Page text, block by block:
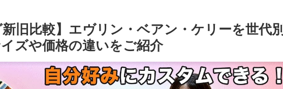
新旧比較】エヴリン・ベアン・ケリーを世代別
ズや価格の違いをご紹介